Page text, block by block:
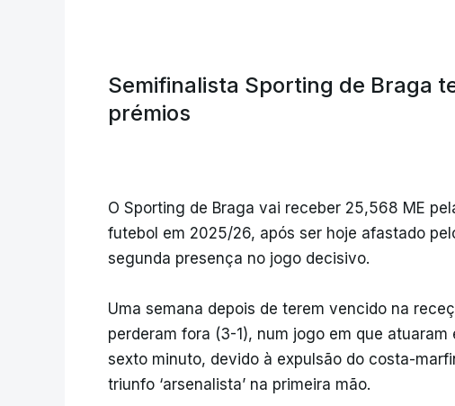
Semifinalista Sporting de Braga
prémios
O Sporting de Braga vai receber 25,568 ME
futebol em 2025/26, após ser hoje afastado
segunda presença no jogo decisivo.
Uma semana depois de terem vencido na
perderam fora (3-1), num jogo em que
sexto minuto, devido à expulsão do costa-
triunfo ‘arsenalista’ na primeira mão.